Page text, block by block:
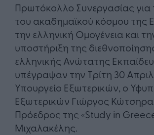
Πρωτόκολλο Συνεργασίας για
του ακαδημαϊκού κόσμου της
την ελληνική Ομογένεια και
υποστήριξη της
ελληνικής Ανώτατης
υπέγραψαν την Τρίτη 30
Υπουργείο Εξωτερικών, ο
Εξωτερικών Γιώργος
Πρόεδρος της «Study in
Μιχαλακέλης.